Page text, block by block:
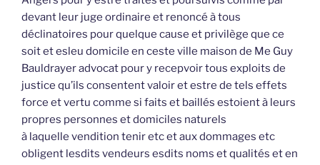
devant leur juge ordinaire et renoncé à tous
déclinatoires pour quelque cause et privilège que ce
soit et esleu domicile en ceste ville maison de Me Guy
Bauldrayer advocat pour y recepvoir tous exploits de
justice qu’ils consentent valoir et estre de tels effets
force et vertu comme si faits et baillés estoient à leurs
propres personnes et domiciles naturels
à laquelle vendition tenir etc et aux dommages etc
obligent lesdits vendeurs esdits noms et qualités et en